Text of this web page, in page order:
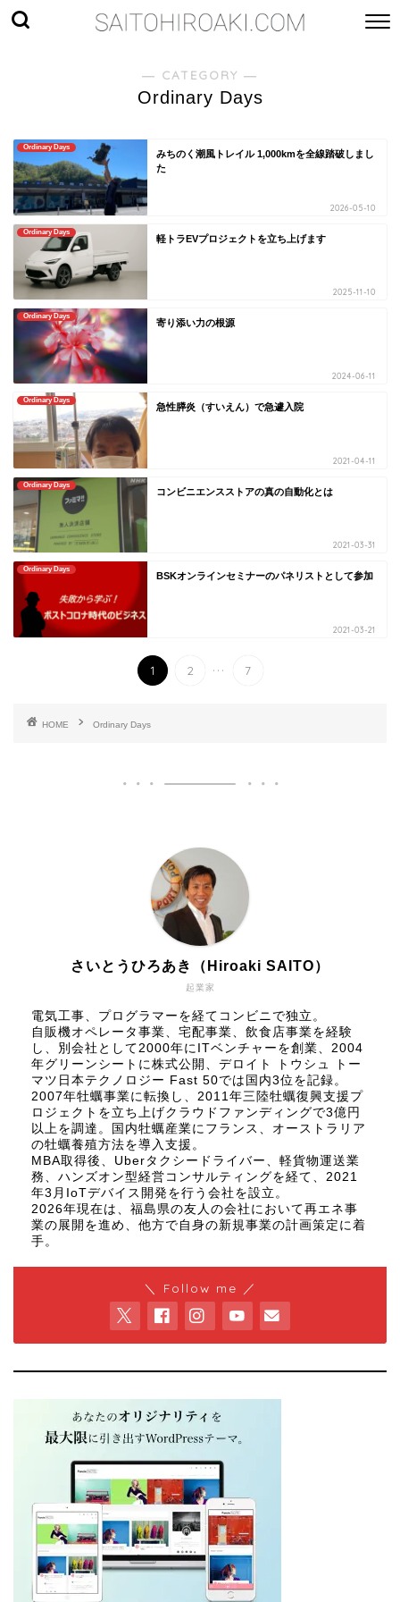
― CATEGORY ―
Ordinary Days
Ordinary Days
みちのく潮風トレイル 1,000kmを全線踏破しまし
た
2026-05-10
Ordinary Days
軽トラEVプロジェクトを立ち上げます
2025-11-10
Ordinary Days
寄り添い力の根源
2024-06-11
Ordinary Days
急性膵炎（すいえん）で急遽入院
2021-04-11
Ordinary Days
コンビニエンスストアの真の自動化とは
2021-03-31
Ordinary Days
BSKオンラインセミナーのパネリストとして参加
2021-03-21
1 2 ... 7
HOME Ordinary Days
起業家
さいとうひろあき（Hiroaki SAITO）
電気工事、プログラマーを経てコンビニで独立。
自販機オペレータ事業、宅配事業、飲食店事業を経験
し、別会社として2000年にITベンチャーを創業、2004
年グリーンシートに株式公開、 デロイト トウシュ トー
マツ日本テクノロジー Fast 50では国内3位を記録。
2007年牡蠣事業に転換し、2011年三陸牡蠣復興支援プ
ロジェクトを立ち上げクラウドファンディングで3億円
以上を調達。国内牡蠣産業にフランス、オーストラリア
の牡蠣養殖方法を導入支援。
MBA取得後、Uberタクシードライバー、軽貨物運送業
務、ハンズオン型経営コンサルティングを経て、2021
年3月IoTデバイス開発を行う会社を設立。
2026年現在は、福島県の友人の会社において再エネ事
業の展開を進め、他方で自身の新規事業の計画策定に着
手。
＼ Follow me ／